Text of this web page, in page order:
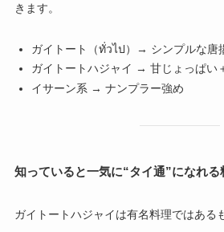
きます。
ガイトート（ทั่วไป）→ シンプルな唐
ガイトートハジャイ → 甘じょっぱい
イサーン系 → ナンプラー強め
知っていると一気に“タイ通”になれる
ガイトートハジャイは有名料理ではある